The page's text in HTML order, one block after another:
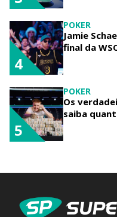
POKER
Jamie
final da
4
POKER
Os
saiba
5